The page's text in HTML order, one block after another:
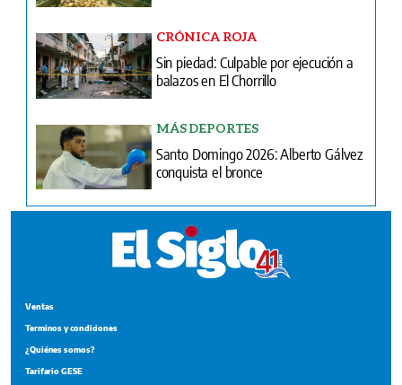
CRÓNICA ROJA
Sin piedad: Culpable por ejecución a
balazos en El Chorrillo
MÁS DEPORTES
Santo Domingo 2026: Alberto Gálvez
conquista el bronce
Ventas
Terminos y condiciones
¿Quiénes somos?
Tarifario GESE